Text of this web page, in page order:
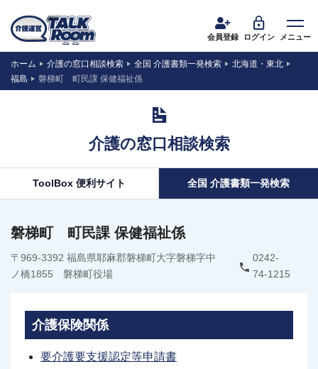
会員登録 ログイン メニュー
ホーム 介護の窓口相談検索 全国 介護書類一発検索
北海道・東北
福島
磐梯町 町民課 保健福祉係
介護の窓口相談検索
ToolBox 便利サイト 全国 介護書類一発検索
磐梯町 町民課 保健福祉係
〒969-3392 福島県耶麻郡磐梯町大字磐梯字中
ノ橋1855 磐梯町役場
0242-
74-1215
介護保険関係
要介護要支援認定等申請書